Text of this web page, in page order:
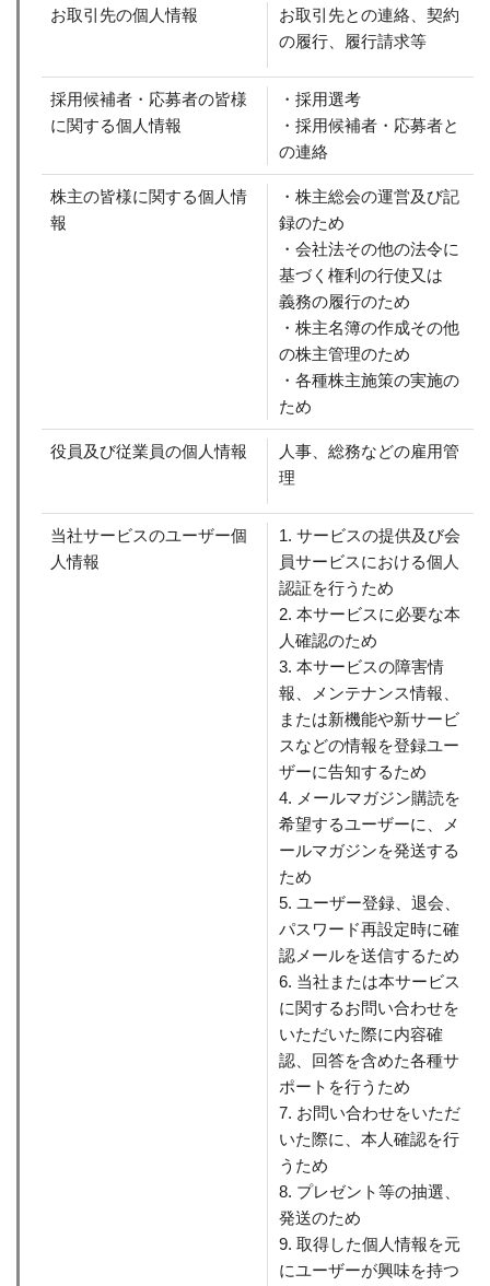
お取引先の個人情報
お取引先との連絡、契約
の履行、履行請求等
採用候補者・応募者の皆様
に関する個人情報
・採用選考
・採用候補者・応募者と
の連絡
株主の皆様に関する個人情
報
・株主総会の運営及び記
録のため
・会社法その他の法令に
基づく権利の行使又は
義務の履行のため
・株主名簿の作成その他
の株主管理のため
・各種株主施策の実施の
ため
役員及び従業員の個人情報
人事、総務などの雇用管
理
当社サービスのユーザー個
人情報
1. サービスの提供及び会
員サービスにおける個人
認証を行うため
2. 本サービスに必要な本
人確認のため
3. 本サービスの障害情
報、メンテナンス情報、
または新機能や新サービ
スなどの情報を登録ユー
ザーに告知するため
4. メールマガジン購読を
希望するユーザーに、メ
ールマガジンを発送する
ため
5. ユーザー登録、退会、
パスワード再設定時に確
認メールを送信するため
6. 当社または本サービス
に関するお問い合わせを
いただいた際に内容確
認、回答を含めた各種サ
ポートを行うため
7. お問い合わせをいただ
いた際に、本人確認を行
うため
8. プレゼント等の抽選、
発送のため
9. 取得した個人情報を元
にユーザーが興味を持つ